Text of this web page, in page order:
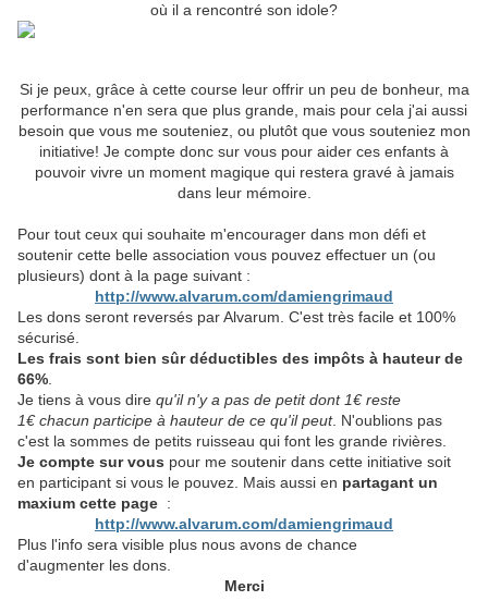
où il a rencontré son idole?
Si je peux, grâce à cette course leur offrir un peu de bonheur, ma
performance n'en sera que plus grande, mais pour cela j'ai aussi
besoin que vous me souteniez, ou plutôt que vous souteniez mon
initiative! Je compte donc sur vous pour aider ces enfants à
pouvoir vivre un moment magique qui restera gravé à jamais
dans leur mémoire.
Pour tout ceux qui souhaite m'encourager dans mon défi et
soutenir cette belle association vous pouvez effectuer un (ou
plusieurs) dont à la page suivant :
http://www.alvarum.com/damiengrimaud
Les dons seront reversés par Alvarum. C'est très facile et 100%
sécurisé.
Les frais sont bien sûr déductibles des impôts à hauteur de
66%
Je tiens à vous dire qu'il n'y a pas de petit dont 1€ reste
1€ chacun participe à hauteur de ce qu'il peut. N'oublions pas
c'est la sommes de petits ruisseau qui font les grande rivières.
Je compte sur vous pour me soutenir dans cette initiative soit
en participant si vous le pouvez. Mais aussi en partagant un
maxium cette page :
http://www.alvarum.com/damiengrimaud
Plus l'info sera visible plus nous avons de chance
d'augmenter les dons.
Merci